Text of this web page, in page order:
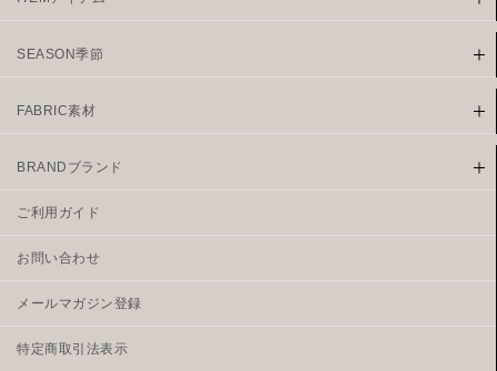
SEASON季節
FABRIC素材
BRANDブランド
ご利用ガイド
お問い合わせ
メールマガジン登録
特定商取引法表示